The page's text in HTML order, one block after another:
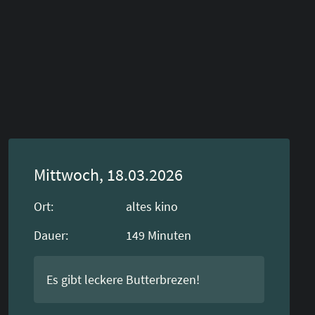
Mittwoch, 18.03.2026
Ort:
altes kino
Dauer:
149 Minuten
Es gibt leckere Butterbrezen!